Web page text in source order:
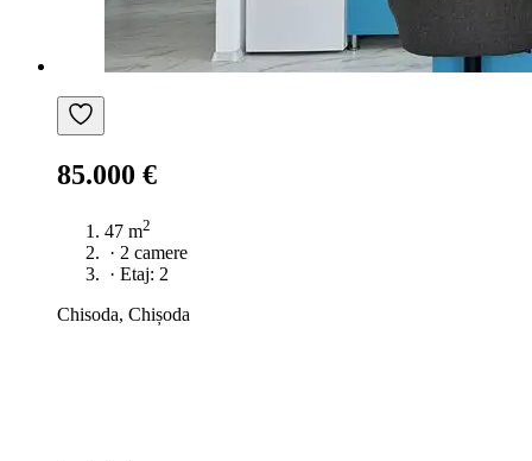
85.000 €
47 m2
· 2 camere
· Etaj: 2
Chisoda, Chișoda